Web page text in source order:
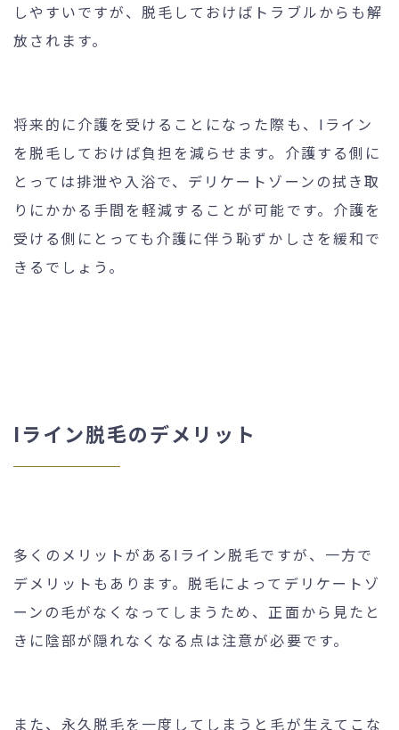
しやすいですが、脱毛しておけばトラブルからも解
放されます。
将来的に介護を受けることになった際も、Iライン
を脱毛しておけば負担を減らせます。介護する側に
とっては排泄や入浴で、デリケートゾーンの拭き取
りにかかる手間を軽減することが可能です。介護を
受ける側にとっても介護に伴う恥ずかしさを緩和で
きるでしょう。
Iライン脱毛のデメリット
多くのメリットがあるIライン脱毛ですが、一方で
デメリットもあります。脱毛によってデリケートゾ
ーンの毛がなくなってしまうため、正面から見たと
きに陰部が隠れなくなる点は注意が必要です。
また、永久脱毛を一度してしまうと毛が生えてこな